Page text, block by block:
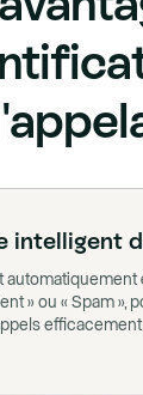
intelligent
» ou « Spam »,
efficacement.